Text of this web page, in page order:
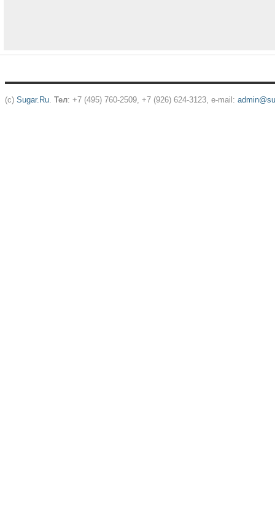
(c) Sugar.Ru. Тел: +7 (495) 760-2509, +7 (926) 624-3123, e-mail: